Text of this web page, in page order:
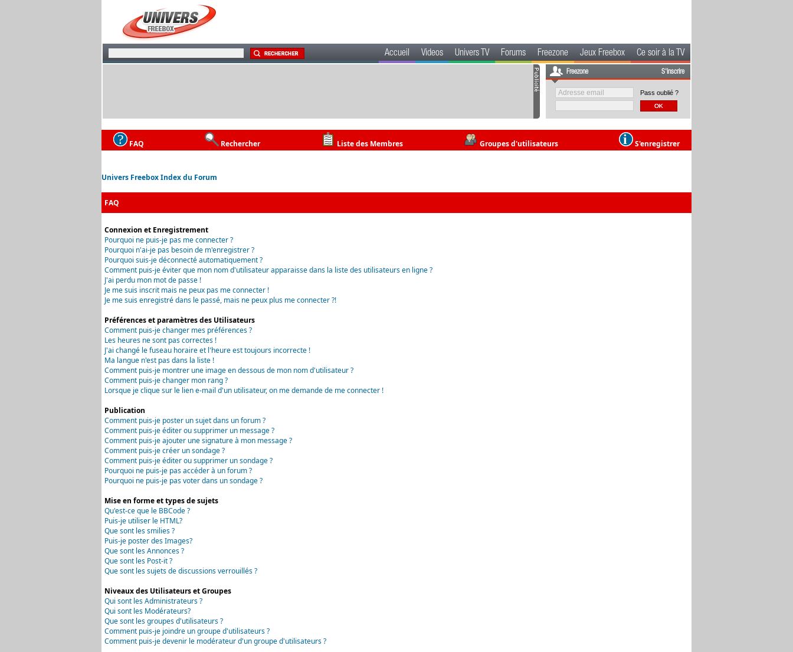
Accueil Videos Univers TV Forums Freezone Jeux Freebox Ce soir à la TV
Freezone S'inscrire
Pass oublié ?
FAQ Rechercher Liste des Membres Groupes d'utilisateurs S'enregistrer
Univers Freebox Index du Forum
FAQ
Connexion et Enregistrement
Pourquoi ne puis-je pas me connecter ?
Pourquoi n'ai-je pas besoin de m'enregistrer ?
Pourquoi suis-je déconnecté automatiquement ?
Comment puis-je éviter que mon nom d'utilisateur apparaisse dans la liste des utilisateurs en ligne ?
J'ai perdu mon mot de passe !
Je me suis inscrit mais ne peux pas me connecter !
Je me suis enregistré dans le passé, mais ne peux plus me connecter ?!
Préférences et paramètres des Utilisateurs
Comment puis-je changer mes préférences ?
Les heures ne sont pas correctes !
J'ai changé le fuseau horaire et l'heure est toujours incorrecte !
Ma langue n'est pas dans la liste !
Comment puis-je montrer une image en dessous de mon nom d'utilisateur ?
Comment puis-je changer mon rang ?
Lorsque je clique sur le lien e-mail d'un utilisateur, on me demande de me connecter !
Publication
Comment puis-je poster un sujet dans un forum ?
Comment puis-je éditer ou supprimer un message ?
Comment puis-je ajouter une signature à mon message ?
Comment puis-je créer un sondage ?
Comment puis-je éditer ou supprimer un sondage ?
Pourquoi ne puis-je pas accéder à un forum ?
Pourquoi ne puis-je pas voter dans un sondage ?
Mise en forme et types de sujets
Qu'est-ce que le BBCode ?
Puis-je utiliser le HTML?
Que sont les smilies ?
Puis-je poster des Images?
Que sont les Annonces ?
Que sont les Post-it ?
Que sont les sujets de discussions verrouillés ?
Niveaux des Utilisateurs et Groupes
Qui sont les Administrateurs ?
Qui sont les Modérateurs?
Que sont les groupes d'utilisateurs ?
Comment puis-je joindre un groupe d'utilisateurs ?
Comment puis-je devenir le modérateur d'un groupe d'utilisateurs ?